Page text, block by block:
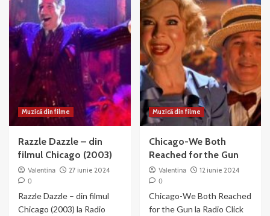
Minnelli
si
Joel
Gray
–
–
muzica
si
dans
din
Chicago
Muzică din filme
Razzle Dazzle – din
filmul Chicago (2003)
Valentina
27 iunie 2024
0
Razzle Dazzle – din filmul
Chicago (2003) la Radio
Muzică din filme
Chicago-We Both
Reached for the Gun
Valentina
12 iunie 2024
0
Chicago-We Both Reached
for the Gun la Radio Click